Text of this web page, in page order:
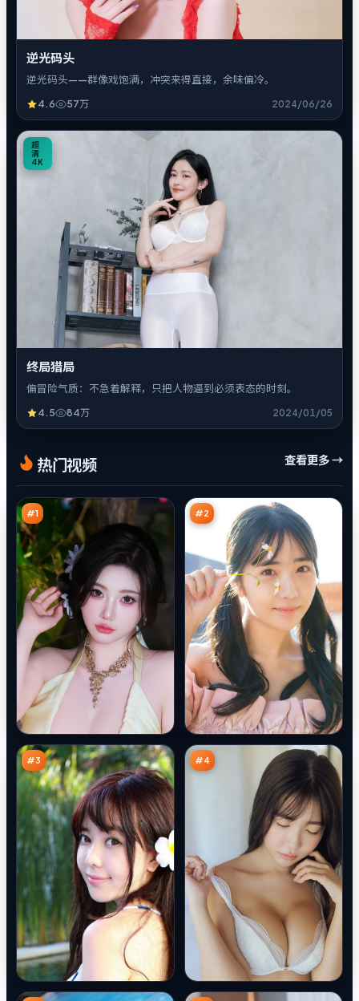
逆光码头
逆光码头——群像戏饱满，冲突来得直接，余味偏冷。
4.6 57万 2024/06/26
超
清
4K
终局猎局
偏冒险气质：不急着解释，只把人物逼到必须表态的时刻。
4.5 84万 2024/01/05
热门视频 查看更多 →
#1
桥
信
号
95
万
#2
猎万
#3
码
车
93
万
#4
虚
空
新
秩
序
92
万
天
际
终
章
91
万
深
空
响万